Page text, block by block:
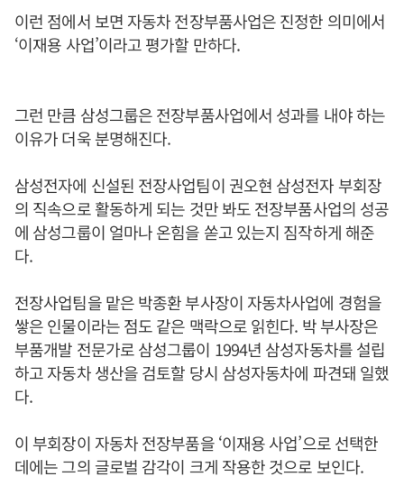
이런 점에서 보면 자동차 전장부품사업은 진정한 의미에서
‘이재용 사업’이라고 평가할 만하다.
그런 만큼 삼성그룹은 전장부품사업에서 성과를 내야 하는
이유가 더욱 분명해진다.
삼성전자에 신설된 전장사업팀이 권오현 삼성전자 부회장
의 직속으로 활동하게 되는 것만 봐도 전장부품사업의 성공
에 삼성그룹이 얼마나 온힘을 쏟고 있는지 짐작하게 해준
다.
전장사업팀을 맡은 박종환 부사장이 자동차사업에 경험을
쌓은 인물이라는 점도 같은 맥락으로 읽힌다. 박 부사장은
부품개발 전문가로 삼성그룹이 1994년 삼성자동차를 설립
하고 자동차 생산을 검토할 당시 삼성자동차에 파견돼 일했
다.
이 부회장이 자동차 전장부품을 ‘이재용 사업’으로 선택한
데에는 그의 글로벌 감각이 크게 작용한 것으로 보인다.